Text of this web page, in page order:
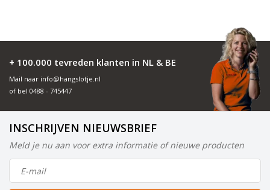
+ 100.000 tevreden klanten in NL & BE
Mail naar info@hangslotje.nl
of bel 0488 - 745447
INSCHRIJVEN NIEUWSBRIEF
Meld je nu aan voor extra informatie of nieuwe producten